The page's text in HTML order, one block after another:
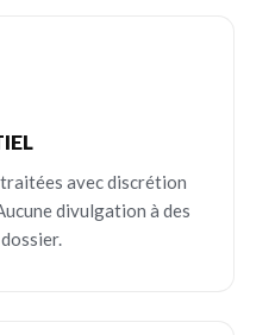
avec discrétion
divulgation à des